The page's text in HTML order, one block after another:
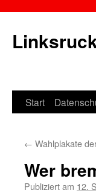
Springe
Inhalt
Start
← Wahlplakate
Wer
Publiziert am 12.